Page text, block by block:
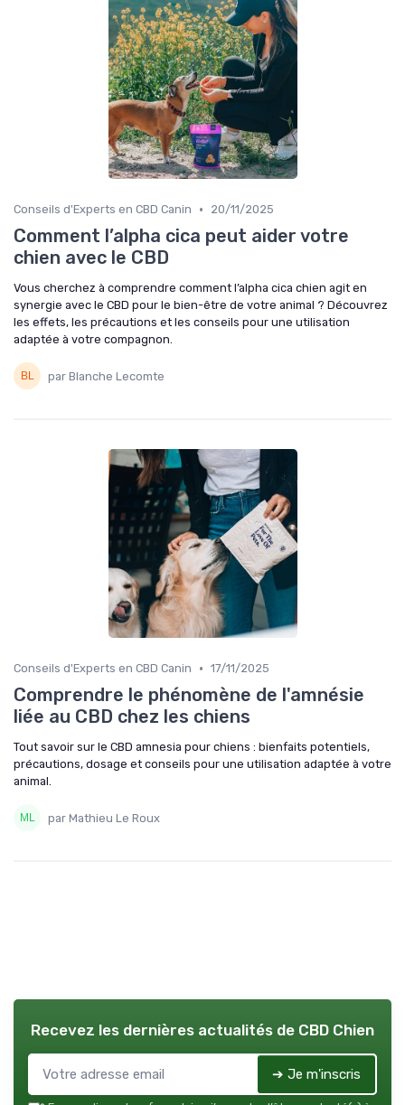
Conseils d'Experts en CBD Canin • 20/11/2025
Comment l’alpha cica peut aider votre
chien avec le CBD
Vous cherchez à comprendre comment l’alpha cica chien agit en
synergie avec le CBD pour le bien-être de votre animal ? Découvrez
les effets, les précautions et les conseils pour une utilisation
adaptée à votre compagnon.
par Blanche Lecomte
Conseils d'Experts en CBD Canin • 17/11/2025
Comprendre le phénomène de l'amnésie
liée au CBD chez les chiens
Tout savoir sur le CBD amnesia pour chiens : bienfaits potentiels,
précautions, dosage et conseils pour une utilisation adaptée à votre
animal.
par Mathieu Le Roux
Recevez les dernières actualités de CBD Chien
➔ Je m'inscris